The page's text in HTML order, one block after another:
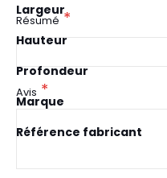
Largeur
Hauteur
Profondeur
Marque
Référence fabricant
Résumé
Avis